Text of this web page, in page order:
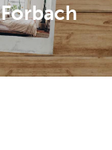
Forbach